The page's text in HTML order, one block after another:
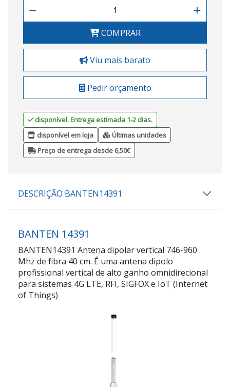
COMPRAR
Viu mais barato
Pedir orçamento
disponível. Entrega estimada 1-2 dias.
disponível em loja
Últimas unidades
Preço de entrega desde 6,50€
DESCRIÇÃO BANTEN14391
BANTEN 14391
BANTEN14391 Antena dipolar vertical 746-960
Mhz de fibra 40 cm. É uma antena dipolo
profissional vertical de alto ganho omnidirecional
para sistemas 4G LTE, RFI, SIGFOX e IoT (Internet
of Things)